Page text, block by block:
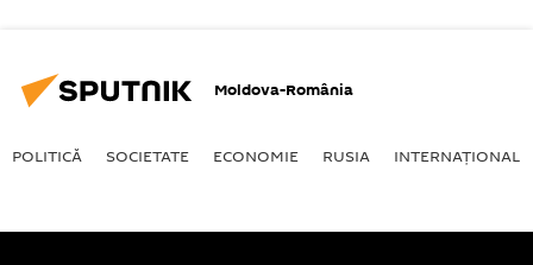
Moldova-România
POLITICĂ SOCIETATE ECONOMIE RUSIA INTERNAŢIONAL